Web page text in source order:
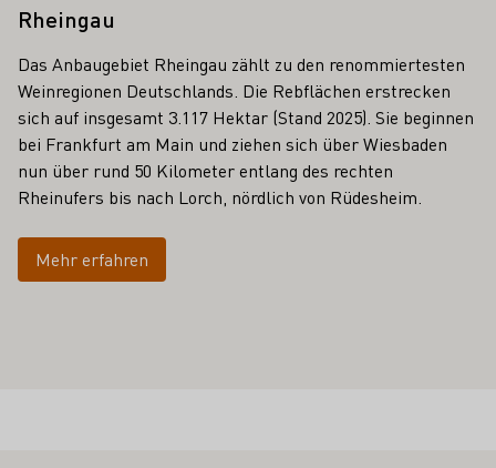
Rheingau
Das Anbaugebiet Rheingau zählt zu den renommiertesten
Weinregionen Deutschlands. Die Rebflächen erstrecken
sich auf insgesamt 3.117 Hektar (Stand 2025). Sie beginnen
bei Frankfurt am Main und ziehen sich über Wiesbaden
nun über rund 50 Kilometer entlang des rechten
Rheinufers bis nach Lorch, nördlich von Rüdesheim.
Mehr erfahren